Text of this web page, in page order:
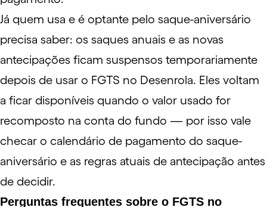
Já quem usa e é optante pelo saque-aniversário
precisa saber: os saques anuais e as novas
antecipações ficam suspensos temporariamente
depois de usar o FGTS no Desenrola. Eles voltam
a ficar disponíveis quando o valor usado for
recomposto na conta do fundo — por isso vale
checar o calendário de pagamento do saque-
aniversário e as regras atuais de antecipação antes
de decidir.
Perguntas frequentes sobre o FGTS no